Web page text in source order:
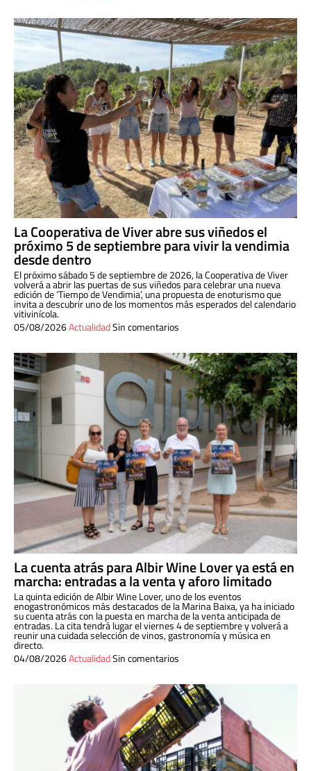
La Cooperativa de Viver abre sus viñedos el
próximo 5 de septiembre para vivir la vendimia
desde dentro
El próximo sábado 5 de septiembre de 2026, la Cooperativa de Viver
volverá a abrir las puertas de sus viñedos para celebrar una nueva
edición de ‘Tiempo de Vendimia’, una propuesta de enoturismo que
invita a descubrir uno de los momentos más esperados del calendario
vitivinícola.
05/08/2026ActualidadSin comentarios
La cuenta atrás para Albir Wine Lover ya está en
marcha: entradas a la venta y aforo limitado
La quinta edición de Albir Wine Lover, uno de los eventos
enogastronómicos más destacados de la Marina Baixa, ya ha iniciado
su cuenta atrás con la puesta en marcha de la venta anticipada de
entradas. La cita tendrá lugar el viernes 4 de septiembre y volverá a
reunir una cuidada selección de vinos, gastronomía y música en
directo.
04/08/2026ActualidadSin comentarios